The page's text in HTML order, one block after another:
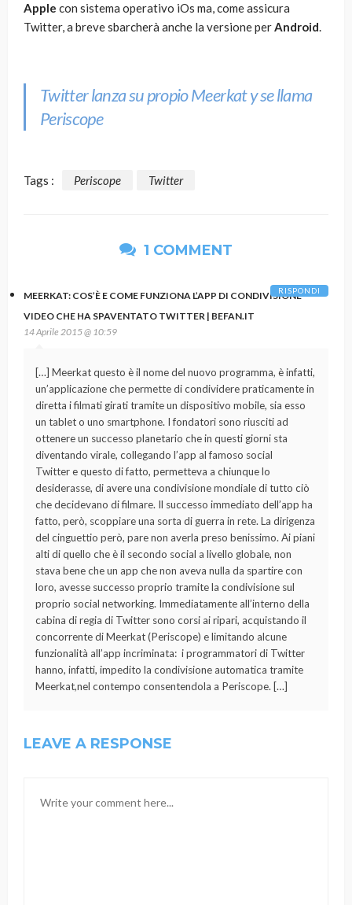
Apple con sistema operativo iOs ma, come assicura
Twitter, a breve sbarcherà anche la versione perAndroid.
Twitter lanza su propio Meerkat y se llama
Periscope
Tags : Periscope Twitter
1 COMMENT
MEERKAT: COS’È E COME FUNZIONA L’APP DI CONDIVISIONE
VIDEO CHE HA SPAVENTATO TWITTER | BEFAN.IT
14 Aprile 2015 @ 10:59
[…] Meerkat questo è il nome del nuovo programma, è infatti,
un’applicazione che permette di condividere praticamente in
diretta i filmati girati tramite un dispositivo mobile, sia esso
un tablet o uno smartphone. I fondatori sono riusciti ad
ottenere un successo planetario che in questi giorni sta
diventando virale, collegando l’app al famoso social
Twitter e questo di fatto, permetteva a chiunque lo
desiderasse, di avere una condivisione mondiale di tutto ciò
che decidevano di filmare. Il successo immediato dell’app ha
fatto, però, scoppiare una sorta di guerra in rete. La dirigenza
del cinguettio però, pare non averla preso benissimo. Ai piani
alti di quello che è il secondo social a livello globale, non
stava bene che un app che non aveva nulla da spartire con
loro, avesse successo proprio tramite la condivisione sul
proprio social networking. Immediatamente all’interno della
cabina di regia di Twitter sono corsi ai ripari, acquistando il
concorrente di Meerkat (Periscope) e limitando alcune
funzionalità all’app incriminata: i programmatori di Twitter
hanno, infatti, impedito la condivisione automatica tramite
Meerkat,nel contempo consentendola a Periscope. […]
RISPONDI
LEAVE A RESPONSE